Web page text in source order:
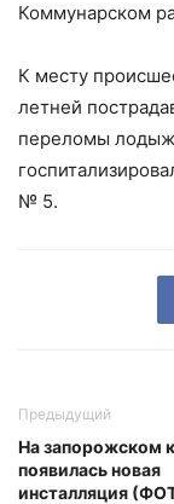
Коммунарском
К месту
летней
переломы
№ 5.
Предыдущий
На запорожском
появилась новая
инсталляция